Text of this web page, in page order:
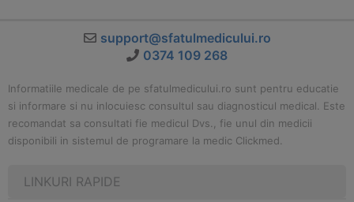
support@sfatulmedicului.ro
0374 109 268
Informatiile medicale de pe sfatulmedicului.ro sunt pentru educatie
si informare si nu inlocuiesc consultul sau diagnosticul medical. Este
recomandat sa consultati fie medicul Dvs., fie unul din medicii
disponibili in sistemul de programare la medic Clickmed.
LINKURI RAPIDE